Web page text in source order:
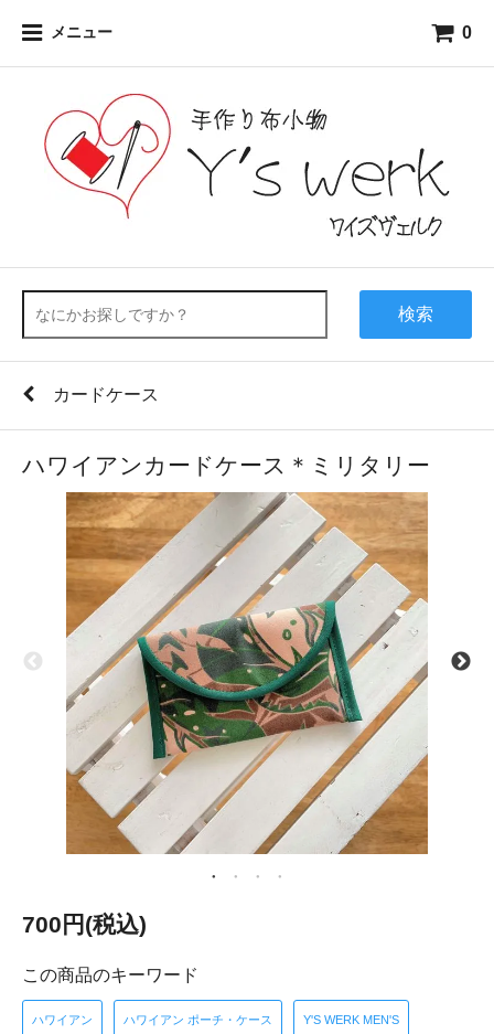
メニュー 0
検索
カードケース
ハワイアンカードケース＊ミリタリー
700円(税込)
この商品のキーワード
ハワイアン ハワイアン ポーチ・ケース Y'S WERK MEN'S